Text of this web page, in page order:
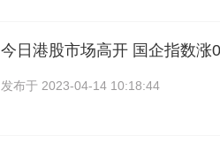
今日港股市场高开 国企指数涨
发布于 2023-04-14 10:18:44